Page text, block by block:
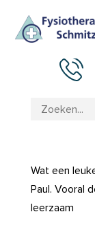
Wat een
Paul. Vooral
leerzaam